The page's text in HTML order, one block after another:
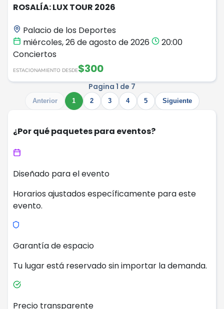
ROSALÍA: LUX TOUR 2026
Palacio de los Deportes
miércoles, 26 de agosto de 2026
20:00
Conciertos
ESTACIONAMIENTO DESDE$300
Pagina 1 de 7
Anterior 1 2 3 4 5 Siguiente
¿Por qué paquetes para eventos?
Diseñado para el evento
Horarios ajustados específicamente para este
evento.
Garantía de espacio
Tu lugar está reservado sin importar la demanda.
Precio transparente